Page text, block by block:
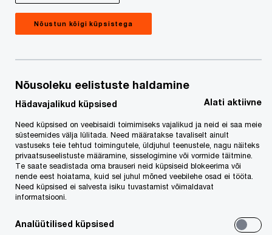
mitmekülgne ja töökas. Tutvu siin
lähemalt meie olulisemate
projektidega.
Nõustun kõigi küpsistega
Nõusoleku eelistuste haldamine
Hädavajalikud küpsised Alati aktiivne
Need küpsised on veebisaidi toimimiseks vajalikud ja neid ei saa meie
süsteemides välja lülitada. Need määratakse tavaliselt ainult
vastuseks teie tehtud toimingutele, üldjuhul teenustele, nagu näiteks
privaatsuseelistuste määramine, sisselogimine või vormide täitmine.
Te saate seadistada oma brauseri neid küpsiseid blokeerima või
nende eest hoiatama, kuid sel juhul mõned veebilehe osad ei tööta.
Need küpsised ei salvesta isiku tuvastamist võimaldavat
informatsiooni.
Analüütilised küpsised